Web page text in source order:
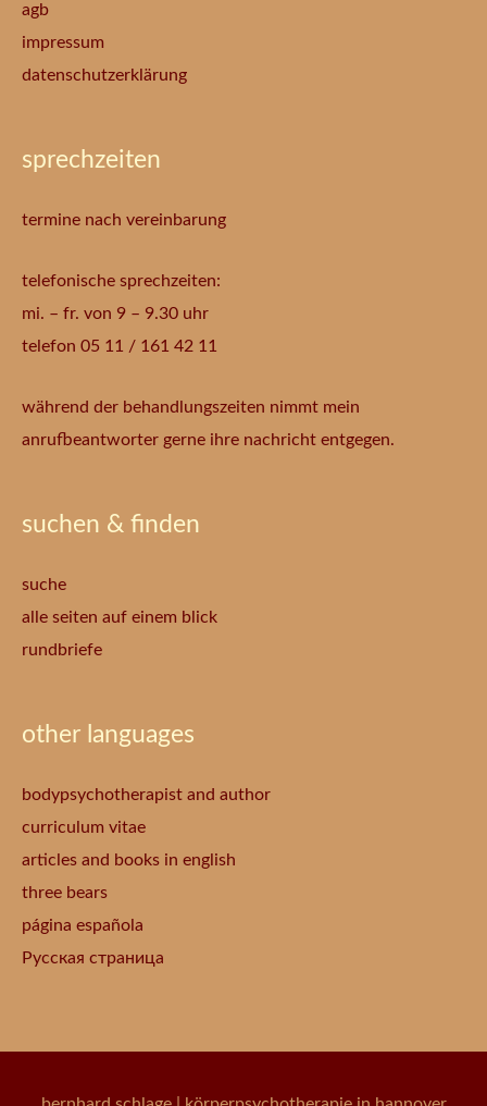
agb
impressum
datenschutzerklärung
sprechzeiten
termine nach vereinbarung
telefonische sprechzeiten:
mi. – fr. von 9 – 9.30 uhr
telefon 05 11 / 161 42 11
während der behandlungszeiten nimmt mein
anrufbeantworter gerne ihre nachricht entgegen.
suchen & finden
suche
alle seiten auf einem blick
rundbriefe
other languages
bodypsychotherapist and author
curriculum vitae
articles and books in english
three bears
página española
Русская страница